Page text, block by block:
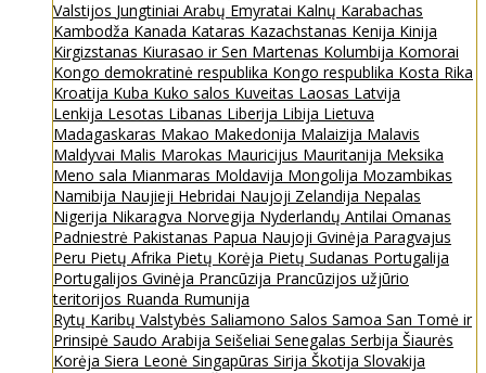
Valstijos Jungtiniai Arabų Emyratai Kalnų Karabachas
Kambodža Kanada Kataras Kazachstanas Kenija Kinija
Kirgizstanas Kiurasao ir Sen Martenas Kolumbija Komorai
Kongo demokratinė respublika Kongo respublika Kosta Rika
Kroatija Kuba Kuko salos Kuveitas Laosas Latvija
Lenkija Lesotas Libanas Liberija Libija Lietuva
Madagaskaras Makao Makedonija Malaizija Malavis
Maldyvai Malis Marokas Mauricijus Mauritanija Meksika
Meno sala Mianmaras Moldavija Mongolija Mozambikas
Namibija Naujieji Hebridai Naujoji Zelandija Nepalas
Nigerija Nikaragva Norvegija Nyderlandų Antilai Omanas
Padniestrė Pakistanas Papua Naujoji Gvinėja Paragvajus
Peru Pietų Afrika Pietų Korėja Pietų Sudanas Portugalija
Portugalijos Gvinėja Prancūzija Prancūzijos užjūrio
teritorijos Ruanda Rumunija
Rytų Karibų Valstybės Saliamono Salos Samoa San Tomė ir
Prinsipė Saudo Arabija Seišeliai Senegalas Serbija Šiaurės
Korėja Siera Leonė Singapūras Sirija Škotija Slovakija